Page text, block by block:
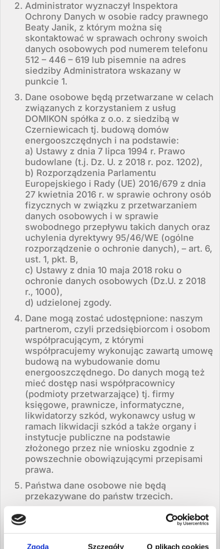
Zgoda Szczegóły O plikach cookies
Administrator wyznaczył Inspektora
Ochrony Danych w osobie radcy prawnego
Beaty Janik, z którym można się
skontaktować w sprawach ochrony swoich
danych osobowych pod numerem telefonu
512 – 446 – 619 lub pisemnie na adres
siedziby Administratora wskazany w
punkcie 1.
Dane osobowe będą przetwarzane w celach
związanych z korzystaniem z usług
DOMIKON spółka z o.o. z siedzibą w
Czerniewicach tj. budową domów
energooszczędnych i na podstawie:
a) Ustawy z dnia 7 lipca 1994 r. Prawo
budowlane (t.j. Dz. U. z 2018 r. poz. 1202),
b) Rozporządzenia Parlamentu
Europejskiego i Rady (UE) 2016/679 z dnia
27 kwietnia 2016 r. w sprawie ochrony osób
fizycznych w związku z przetwarzaniem
danych osobowych i w sprawie
swobodnego przepływu takich danych oraz
uchylenia dyrektywy 95/46/WE (ogólne
rozporządzenie o ochronie danych), – art. 6,
ust. 1, pkt. B,
c) Ustawy z dnia 10 maja 2018 roku o
ochronie danych osobowych (Dz.U. z 2018
r., 1000),
d) udzielonej zgody.
Dane mogą zostać udostępnione: naszym
partnerom, czyli przedsiębiorcom i osobom
współpracującym, z którymi
współpracujemy wykonując zawartą umowę
budową na wybudowanie domu
energooszczędnego. Do danych mogą też
mieć dostęp nasi współpracownicy
(podmioty przetwarzające) tj. firmy
księgowe, prawnicze, informatyczne,
likwidatorzy szkód, wykonawcy usług w
ramach likwidacji szkód a także organy i
instytucje publiczne na podstawie
złożonego przez nie wniosku zgodnie z
powszechnie obowiązującymi przepisami
prawa.
Państwa dane osobowe nie będą
przekazywane do państw trzecich.
przechowywane w okresie 10 lat od
momentu zaprzestania korzystania z usług
DOMIKON spółka z o.o. w Czerniewicach (